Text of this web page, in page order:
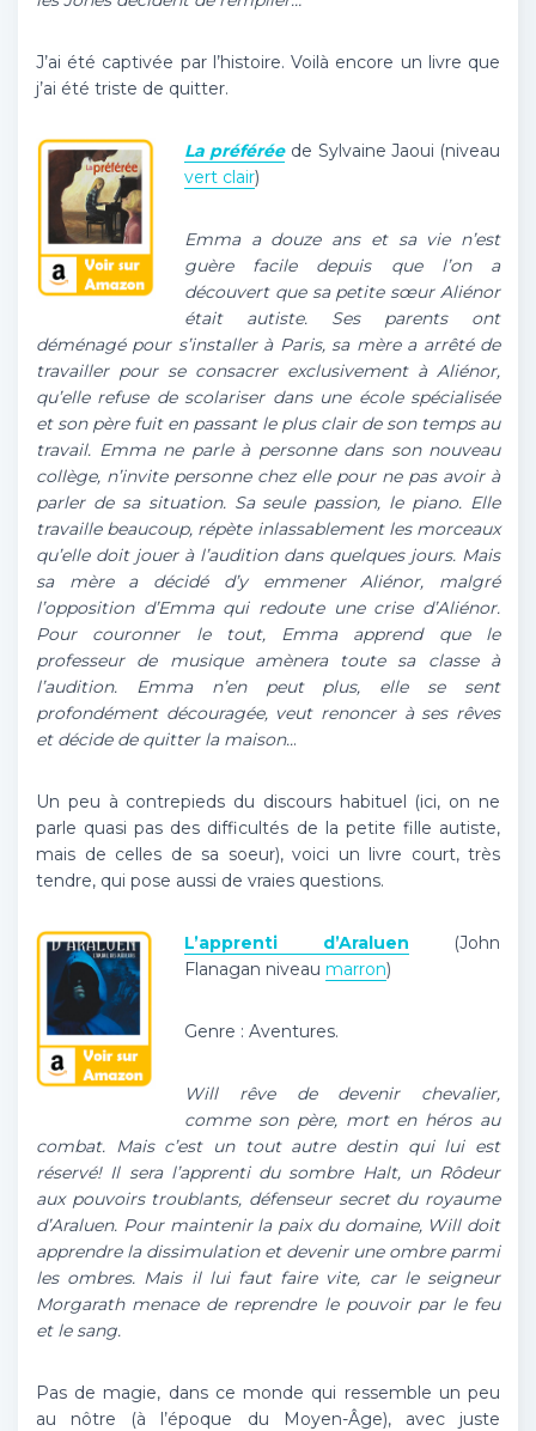
J’ai été captivée par l’histoire. Voilà encore un livre que
j’ai été triste de quitter.
La préférée de Sylvaine Jaoui (niveau
vert clair)
Emma a douze ans et sa vie n’est
guère facile depuis que l’on a
découvert que sa petite sœur Aliénor
était autiste. Ses parents ont
déménagé pour s’installer à Paris, sa mère a arrêté de
travailler pour se consacrer exclusivement à Aliénor,
qu’elle refuse de scolariser dans une école spécialisée
et son père fuit en passant le plus clair de son temps au
travail. Emma ne parle à personne dans son nouveau
collège, n’invite personne chez elle pour ne pas avoir à
parler de sa situation. Sa seule passion, le piano. Elle
travaille beaucoup, répète inlassablement les morceaux
qu’elle doit jouer à l’audition dans quelques jours. Mais
sa mère a décidé d’y emmener Aliénor, malgré
l’opposition d’Emma qui redoute une crise d’Aliénor.
Pour couronner le tout, Emma apprend que le
professeur de musique amènera toute sa classe à
l’audition. Emma n’en peut plus, elle se sent
profondément découragée, veut renoncer à ses rêves
et décide de quitter la maison...
Un peu à contrepieds du discours habituel (ici, on ne
parle quasi pas des difficultés de la petite fille autiste,
mais de celles de sa soeur), voici un livre court, très
tendre, qui pose aussi de vraies questions.
L’apprenti d’Araluen
(John
Flanagan niveau marron)
Genre : Aventures.
Will rêve de devenir chevalier,
comme son père, mort en héros au
combat. Mais c’est un tout autre destin qui lui est
réservé! Il sera l’apprenti du sombre Halt, un Rôdeur
aux pouvoirs troublants, défenseur secret du royaume
d’Araluen. Pour maintenir la paix du domaine, Will doit
apprendre la dissimulation et devenir une ombre parmi
les ombres. Mais il lui faut faire vite, car le seigneur
Morgarath menace de reprendre le pouvoir par le feu
et le sang.
Pas de magie, dans ce monde qui ressemble un peu
au nôtre (à l’époque du Moyen-Âge), avec juste